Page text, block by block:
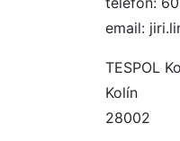
email:
TESPOL
Kolín
28002